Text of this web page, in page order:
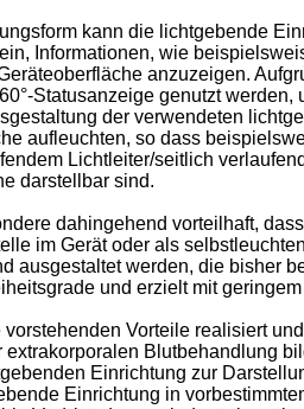
kann die lichtgebende
Informationen, wie
anzuzeigen.
Statusanzeige genutzt
der verwendeten
aufleuchten, so dass
Lichtleiter/seitlich
darstellbar sind.
dahingehend vorteilhaft,
im Gerät oder als
ausgestaltet werden, die bisher
und erzielt mit
vorstehenden Vorteile realisiert
Blutbehandlung
Einrichtung zur
Einrichtung in